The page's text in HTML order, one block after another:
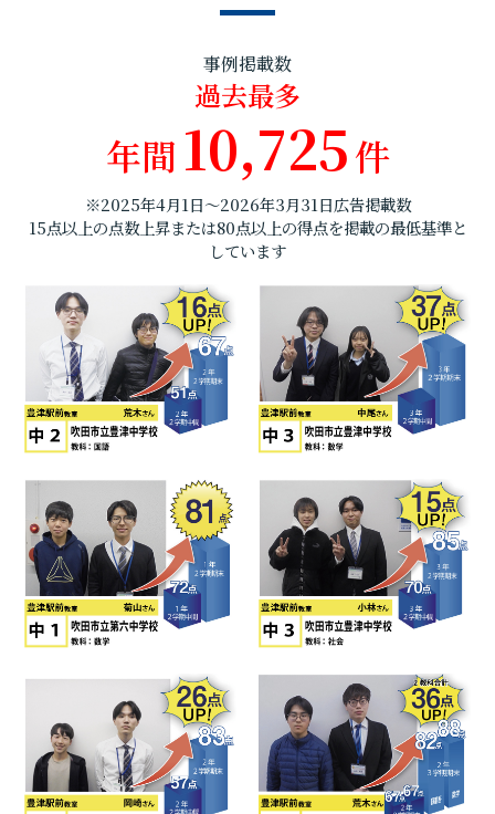
事例掲載数
過去最多
年間 10,725件
※2025年4月1日～2026年3月31日広告掲載数
15点以上の点数上昇または80点以上の得点を掲載の最低基準と
しています